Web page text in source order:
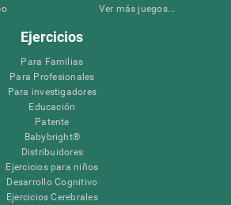
Ver más juegos...
Ejercicios
Para Familias
Para Profesionales
Para investigadores
Educación
Patente
Babybright®
Distribuidores
Ejercicios para niños
Desarrollo Cognitivo
Ejercicios Cerebrales